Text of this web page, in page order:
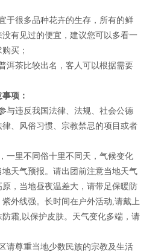
于很多品种花卉的生存，所有的鲜
有见过的便宜，建议您可以多看一
买；
洱茶比较出名，客人可以根据需要
项：
与违反我国法律、法规、社会公德
、风俗习惯、宗教禁忌的项目或者
一里不同俗十里不同天，气候变化
天气预报。请出团前注意当地天气
，当地昼夜温差大，请带足保暖防
外线强。长时间在户外活动,请戴上
霜,以保护皮肤。天气变化多端，请
请尊重当地少数民族的宗教及生活